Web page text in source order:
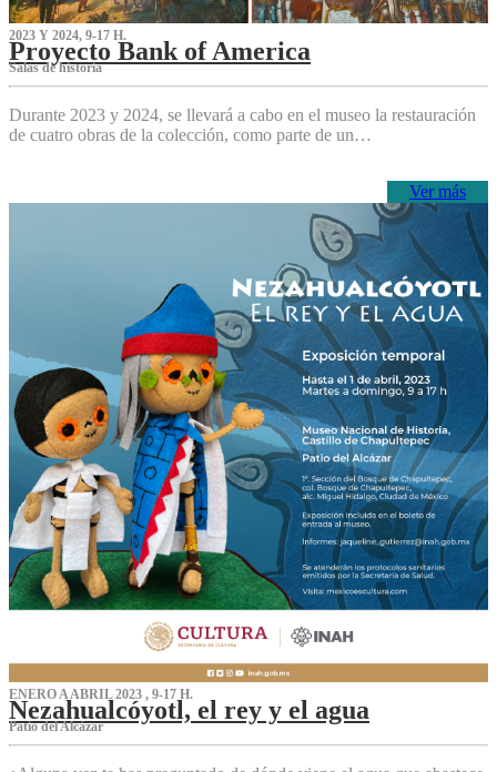
2023 Y 2024, 9-17 H.
Proyecto Bank of America
S‌alas de historia
Durante 2023 y 2024, se llevará a cabo en el museo la restauración
de cuatro obras de la colección, como parte de un…
Ver más
ENERO A ABRIL 2023 , 9-17 H.
Nezahualcóyotl, el rey y el agua
Patio del Alcázar